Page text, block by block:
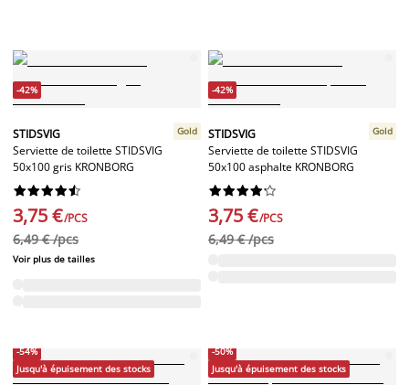
-42%
STIDSVIG
Serviette de toilette STIDSVIG
50x100 gris KRONBORG
Gold






3,75 €/PCS
6,49 € /pcs
Voir plus de tailles
-42%
STIDSVIG
Serviette de toilette STIDSVIG
50x100 asphalte KRONBORG
Gold






3,75 €/PCS
6,49 € /pcs
-54%
Jusqu'à épuisement des stocks
-50%
Jusqu'à épuisement des stocks